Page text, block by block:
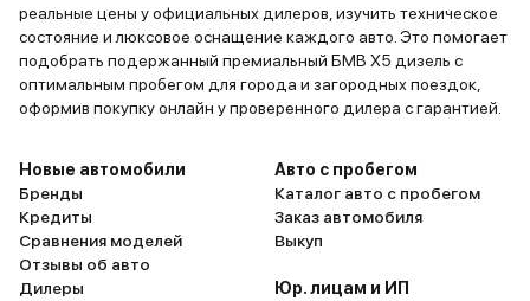
реальные цены у официальных дилеров, изучить техническое
состояние и люксовое оснащение каждого авто. Это помогает
подобрать подержанный премиальный БМВ X5 дизель с
оптимальным пробегом для города и загородных поездок,
оформив покупку онлайн у проверенного дилера с гарантией.
Новые автомобили
Бренды
Кредиты
Сравнения моделей
Отзывы об авто
Дилеры
Авто с пробегом
Каталог авто с пробегом
Заказ автомобиля
Выкуп
Юр. лицам и ИП